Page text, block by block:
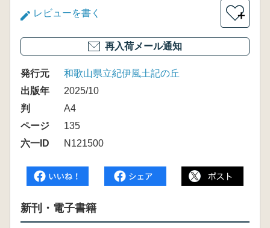
レビューを書く ＋
再入荷メール通知
発行元
和歌山県立紀伊風土記の丘
出版年
2025/10
判
A4
ページ
135
六一ID
N121500
新刊・電子書籍